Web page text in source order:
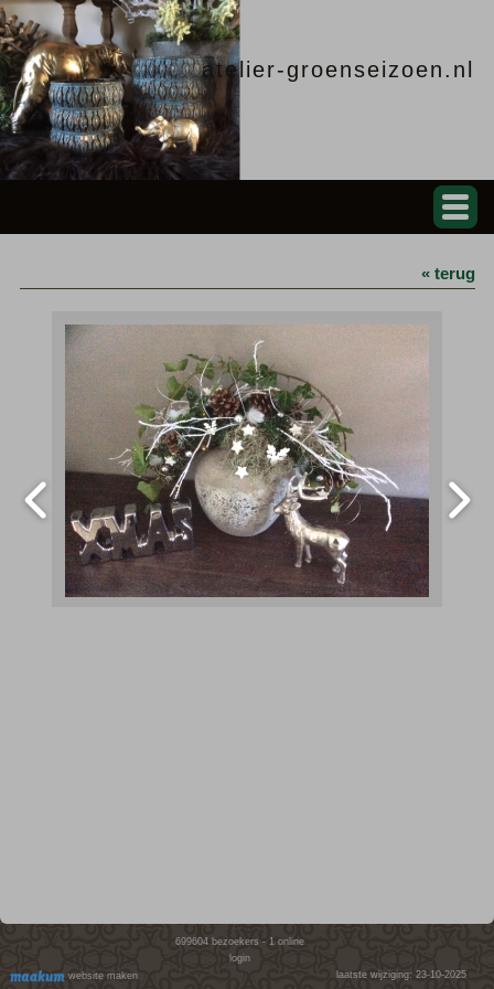
atelier-groenseizoen.nl
« terug
website maken
699604 bezoekers - 1 online
login
laatste wijziging: 23-10-2025